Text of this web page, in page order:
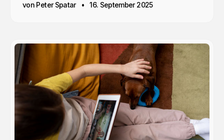
von Peter Spatar 16. September 2025